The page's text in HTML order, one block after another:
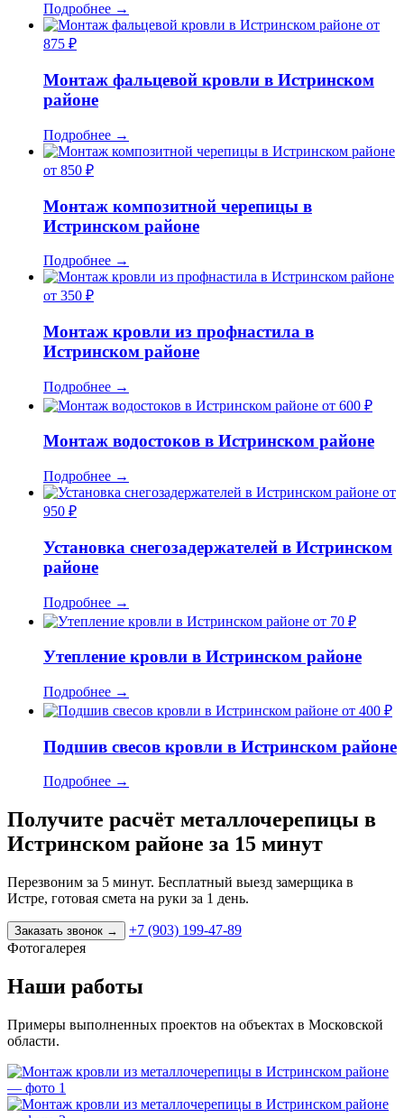
Подробнее →
от
875 ₽
Монтаж фальцевой кровли в Истринском
районе
Подробнее →
от 850 ₽
Монтаж композитной черепицы в
Истринском районе
Подробнее →
от 350 ₽
Монтаж кровли из профнастила в
Истринском районе
Подробнее →
от 600 ₽
Монтаж водостоков в Истринском районе
Подробнее →
от
950 ₽
Установка снегозадержателей в Истринском
районе
Подробнее →
от 70 ₽
Утепление кровли в Истринском районе
Подробнее →
от 400 ₽
Подшив свесов кровли в Истринском районе
Подробнее →
Получите расчёт металлочерепицы в
Истринском районе за 15 минут
Перезвоним за 5 минут. Бесплатный выезд замерщика в
Истре, готовая смета на руки за 1 день.
Заказать звонок →
+7 (903) 199-47-89
Фотогалерея
Наши работы
Примеры выполненных проектов на объектах в Московской
области.